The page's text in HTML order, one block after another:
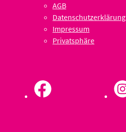
AGB
Datenschutzerklärung
Impressum
Privatsphäre